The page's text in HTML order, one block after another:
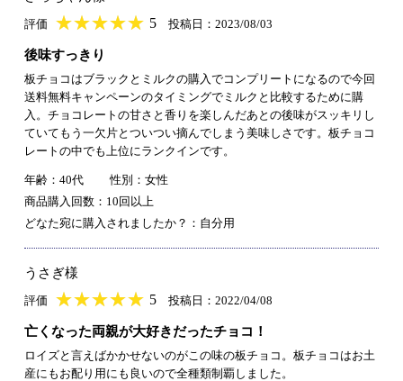
評価 ★★★★★
★★★★★ 5 投稿日：2023/08/03
後味すっきり
板チョコはブラックとミルクの購入でコンプリートになるので今回
送料無料キャンペーンのタイミングでミルクと比較するために購
入。チョコレートの甘さと香りを楽しんだあとの後味がスッキリし
ていてもう一欠片とついつい摘んでしまう美味しさです。板チョコ
レートの中でも上位にランクインです。
年齢：40代
性別：女性
商品購入回数：10回以上
どなた宛に購入されましたか？：自分用
うさぎ様
評価 ★★★★★
★★★★★ 5 投稿日：2022/04/08
亡くなった両親が大好きだったチョコ！
ロイズと言えばかかせないのがこの味の板チョコ。板チョコはお土
産にもお配り用にも良いので全種類制覇しました。